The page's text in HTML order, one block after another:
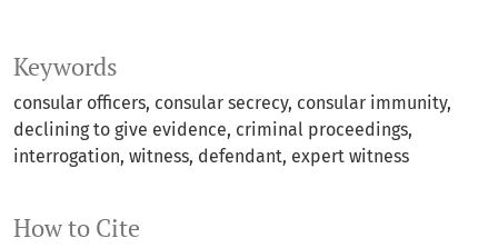
Keywords
consular officers consular secrecy consular immunity
declining to give evidence criminal proceedings
interrogation witness defendant expert witness
How to Cite